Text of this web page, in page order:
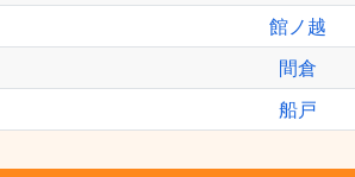
館ノ越
間倉
船戸